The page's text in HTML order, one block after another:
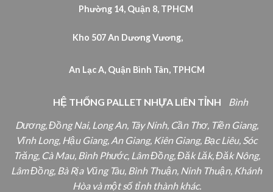
Phường 14, Quận 8, TPHCM
Kho 507 An Dương Vương,
An Lạc A, Quận Bình Tân, TPHCM
HỆ THỐNG PALLET NHỰA LIÊN TỈNH Bình
Dương, Đồng Nai, Long An, Tây Ninh, Cần Thơ, Tiền Giang,
Vĩnh Long, Hậu Giang, An Giang, Kiên Giang, Bạc Liêu, Sóc
Trăng, Cà Mau, Bình Phước, Lâm Đồng, Đăk Lăk, Đăk Nông,
Lâm Đồng, Bà Rịa Vũng Tàu, Bình Thuận, Ninh Thuận, Khánh
Hòa và một số tỉnh thành khác.